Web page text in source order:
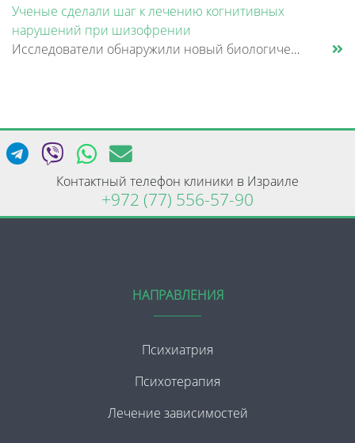
Ученые сделали шаг к лечению когнитивных
нарушений при шизофрении
Исследователи обнаружили новый биологический механизм, который может быть связан с нарушением памяти и внимания при шизо......
Контактный телефон клиники в Израиле
+972 (77) 556-57-90
НАПРАВЛЕНИЯ
Психиатрия
Психотерапия
Лечение зависимостей